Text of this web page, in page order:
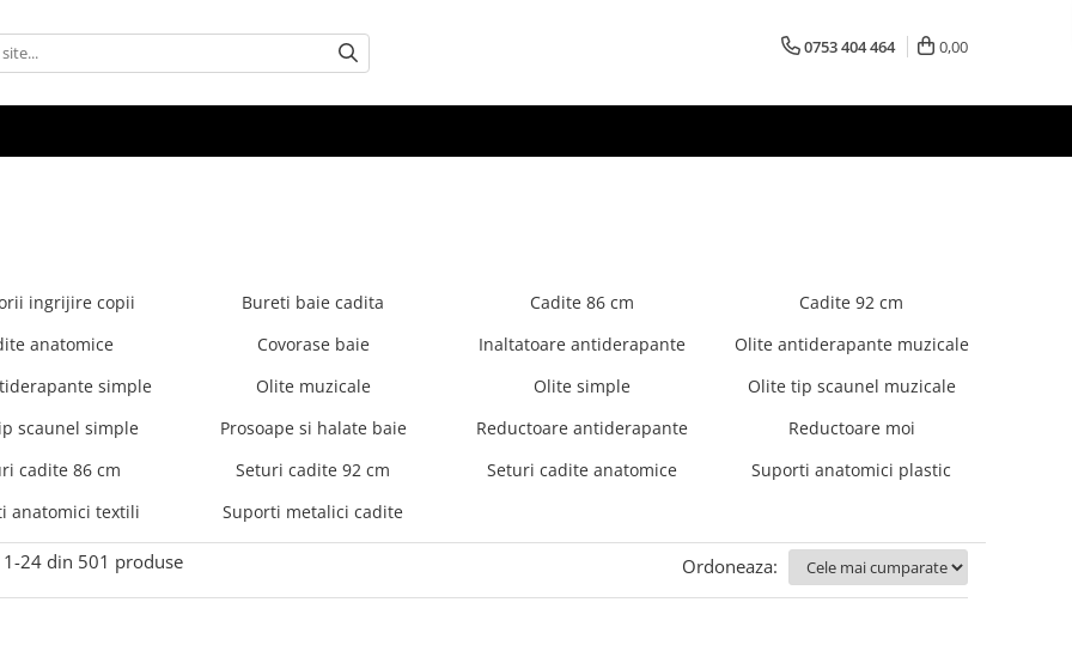
0753 404 464 0,00
ingrijire copii Bureti baie cadita Cadite 86 cm
Cadite 92 cm
anatomice
Covorase baie Inaltatoare antiderapante
Olite antiderapante muzicale
simple
Olite muzicale Olite simple
Olite tip scaunel muzicale
scaunel simple
Prosoape si halate baie Reductoare antiderapante
Reductoare moi
cadite 86 cm
Seturi cadite 92 cm Seturi cadite anatomice
Suporti anatomici plastic
anatomici textili
Suporti metalici cadite
1-24 din 501 produse Ordoneaza: